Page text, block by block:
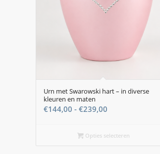
Urn met Swarowski hart – in diverse
kleuren en maten
€144,00 - €239,00
tot
€239,00
Opties selecteren